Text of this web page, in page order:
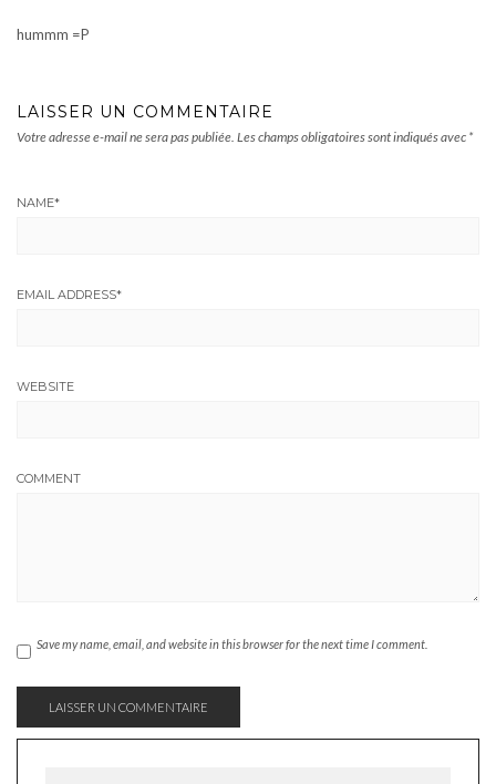
hummm =P
LAISSER UN COMMENTAIRE
Votre adresse e-mail ne sera pas publiée. Les champs obligatoires sont indiqués avec *
NAME*
EMAIL ADDRESS*
WEBSITE
COMMENT
Save my name, email, and website in this browser for the next time I comment.